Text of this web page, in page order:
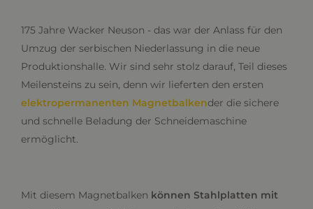
175 Jahre Wacker Neuson - das war der Anlass für den
Umzug der serbischen Niederlassung in die neue
Produktionshalle. Wir sind sehr stolz darauf, Teil dieses
Meilensteins zu sein, denn wir lieferten den ersten
elektropermanenten Magnetbalkender die sichere
und schnelle Beladung der Schneidemaschine
ermöglicht.
Mit diesem Magnetbalken können Stahlplatten mit